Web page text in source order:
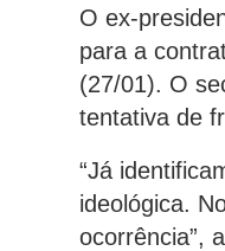
O ex-
para a
(27/01). O
tentativa de
“Já
ideológica.
ocorrência”,